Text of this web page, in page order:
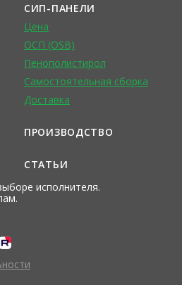
исполнителя.
СИП-ПАНЕЛИ
Цена
ОСП (OSB)
Пенополистирол
Самостоятельная сборка
Доставка
ПРОИЗВОДСТВО
СТАТЬИ